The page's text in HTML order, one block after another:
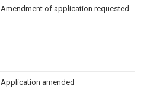
Amendment of application requested
Application amended